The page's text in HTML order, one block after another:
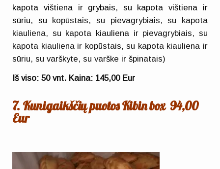
kapota vištiena ir grybais, su kapota vištiena ir
sūriu, su kopūstais, su pievagrybiais, su kapota
kiauliena, su kapota kiauliena ir pievagrybiais, su
kapota kiauliena ir kopūstais, su kapota kiauliena ir
sūriu, su varškyte, su varške ir špinatais)
Iš viso: 50 vnt. Kaina: 145,00 Eur
7. Kunigaikščių puotos Kibin box 94,00
Eur